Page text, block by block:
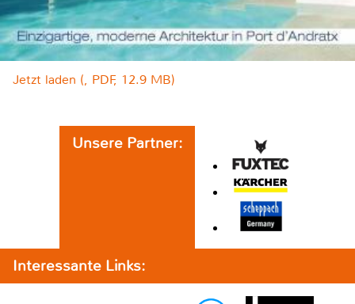
Jetzt laden (, PDF, 12.9 MB)
Unsere Partner:
Interessante Links: